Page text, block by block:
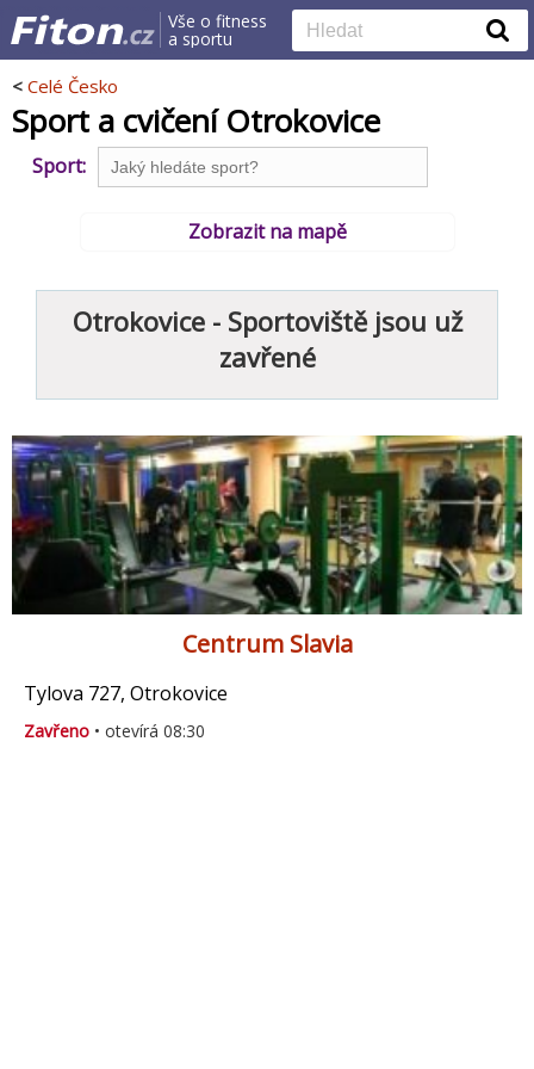
Vše o fitness
a sportu
< Celé Česko
Sport a cvičení Otrokovice
Sport:
Zobrazit na mapě
Otrokovice - Sportoviště jsou už
zavřené
Centrum Slavia
Tylova 727, Otrokovice
Zavřeno • otevírá 08:30